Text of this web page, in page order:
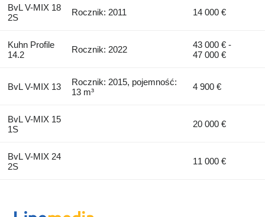
BvL V-MIX 18
2S
Rocznik: 2011 14 000 €
Kuhn Profile
14.2
Rocznik: 2022
43 000 € -
47 000 €
BvL V-MIX 13
Rocznik: 2015, pojemność:
13 m³
4 900 €
BvL V-MIX 15
1S
20 000 €
BvL V-MIX 24
2S
11 000 €